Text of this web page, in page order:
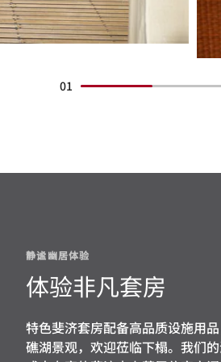
01
静谧幽居体验
体验非凡套房
特色斐济套房配备高品质设施用
礁湖景观，欢迎莅临下榻。我们